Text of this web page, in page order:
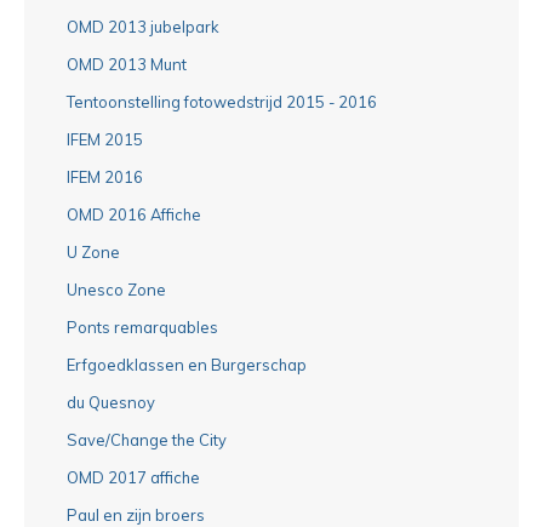
OMD 2013 jubelpark
OMD 2013 Munt
Tentoonstelling fotowedstrijd 2015 - 2016
IFEM 2015
IFEM 2016
OMD 2016 Affiche
U Zone
Unesco Zone
Ponts remarquables
Erfgoedklassen en Burgerschap
du Quesnoy
Save/Change the City
OMD 2017 affiche
Paul en zijn broers